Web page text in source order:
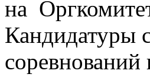
на
Кандидатуры